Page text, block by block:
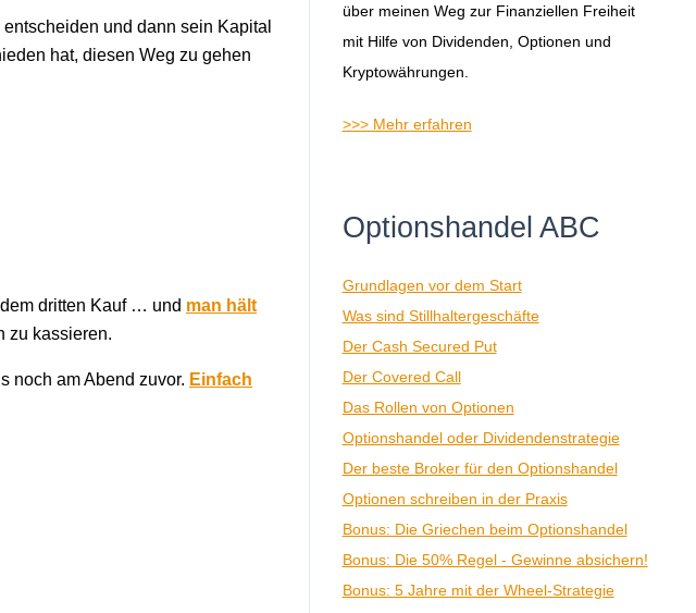
entscheiden und dann sein Kapital
hat, diesen Weg zu gehen
dritten Kauf … und man hält
zu kassieren.
noch am Abend zuvor. Einfach
über meinen Weg zur Finanziellen Freiheit
mit Hilfe von Dividenden, Optionen und
Kryptowährungen.
>>> Mehr erfahren
Optionshandel ABC
Grundlagen vor dem Start
Was sind Stillhaltergeschäfte
Der Cash Secured Put
Der Covered Call
Das Rollen von Optionen
Optionshandel oder Dividendenstrategie
Der beste Broker für den Optionshandel
Optionen schreiben in der Praxis
Bonus: Die Griechen beim Optionshandel
Bonus: Die 50% Regel - Gewinne absichern!
Bonus: 5 Jahre mit der Wheel-Strategie